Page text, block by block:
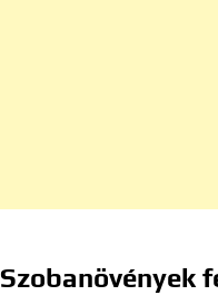
Szobanövények